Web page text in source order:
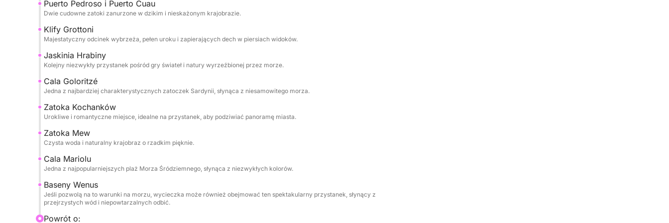
Puerto Pedroso i Puerto Cuau
Dwie cudowne zatoki zanurzone w dzikim i nieskażonym krajobrazie.
Klify Grottoni
Majestatyczny odcinek wybrzeża, pełen uroku i zapierających dech w piersiach widoków.
Jaskinia Hrabiny
Kolejny niezwykły przystanek pośród gry świateł i natury wyrzeźbionej przez morze.
Cala Goloritzé
Jedna z najbardziej charakterystycznych zatoczek Sardynii, słynąca z niesamowitego morza.
Zatoka Kochanków
Urokliwe i romantyczne miejsce, idealne na przystanek, aby podziwiać panoramę miasta.
Zatoka Mew
Czysta woda i naturalny krajobraz o rzadkim pięknie.
Cala Mariolu
Jedna z najpopularniejszych plaż Morza Śródziemnego, słynąca z niezwykłych kolorów.
Baseny Wenus
Jeśli pozwolą na to warunki na morzu, wycieczka może również obejmować ten spektakularny przystanek, słynący z
przejrzystych wód i niepowtarzalnych odbić.
Powrót o: